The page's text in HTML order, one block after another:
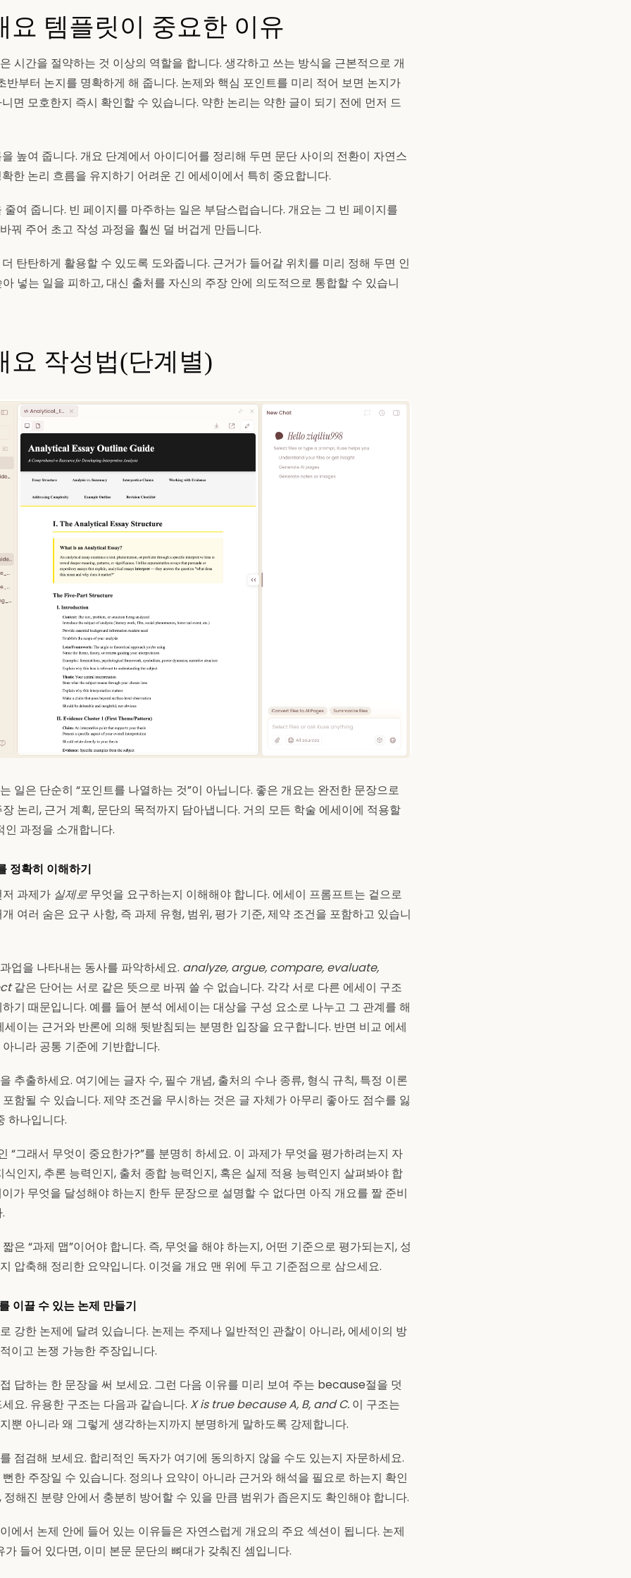
요 템플릿이 중요한 이유
시간을 절약하는 것 이상의 역할을 합니다. 생각하고 쓰는 방식을 근본적으로 개
반부터 논지를 명확하게 해 줍니다. 논제와 핵심 포인트를 미리 적어 보면 논지가
면 모호한지 즉시 확인할 수 있습니다. 약한 논리는 약한 글이 되기 전에 먼저 드
높여 줍니다. 개요 단계에서 아이디어를 정리해 두면 문단 사이의 전환이 자연스
한 논리 흐름을 유지하기 어려운 긴 에세이에서 특히 중요합니다.
줄여 줍니다. 빈 페이지를 마주하는 일은 부담스럽습니다. 개요는 그 빈 페이지를
꿔 주어 초고 작성 과정을 훨씬 덜 버겁게 만듭니다.
탄탄하게 활용할 수 있도록 도와줍니다. 근거가 들어갈 위치를 미리 정해 두면 인
넣는 일을 피하고, 대신 출처를 자신의 주장 안에 의도적으로 통합할 수 있습니
요 작성법(단계별)
일은 단순히 “포인트를 나열하는 것”이 아닙니다. 좋은 개요는 완전한 문장으로
논리, 근거 계획, 문단의 목적까지 담아냅니다. 거의 모든 학술 에세이에 적용할
인 과정을 소개합니다.
정확히 이해하기
과제가 실제로 무엇을 요구하는지 이해해야 합니다. 에세이 프롬프트는 겉으로
여러 숨은 요구 사항, 즉 과제 유형, 범위, 평가 기준, 제약 조건을 포함하고 있습니
업을 나타내는 동사를 파악하세요. analyze, argue, compare, evaluate,
같은 단어는 서로 같은 뜻으로 바꿔 쓸 수 없습니다. 각각 서로 다른 에세이 구조
기 때문입니다. 예를 들어 분석 에세이는 대상을 구성 요소로 나누고 그 관계를 해
세이는 근거와 반론에 의해 뒷받침되는 분명한 입장을 요구합니다. 반면 비교 에세
니라 공통 기준에 기반합니다.
추출하세요. 여기에는 글자 수, 필수 개념, 출처의 수나 종류, 형식 규칙, 특정 이론
함될 수 있습니다. 제약 조건을 무시하는 것은 글 자체가 아무리 좋아도 점수를 잃
하나입니다.
“그래서 무엇이 중요한가?”를 분명히 하세요. 이 과제가 무엇을 평가하려는지 자
식인지, 추론 능력인지, 출처 종합 능력인지, 혹은 실제 적용 능력인지 살펴봐야 합
가 무엇을 달성해야 하는지 한두 문장으로 설명할 수 없다면 아직 개요를 짤 준비
은 “과제 맵”이어야 합니다. 즉, 무엇을 해야 하는지, 어떤 기준으로 평가되는지, 성
압축해 정리한 요약입니다. 이것을 개요 맨 위에 두고 기준점으로 삼으세요.
이끌 수 있는 논제 만들기
강한 논제에 달려 있습니다. 논제는 주제나 일반적인 관찰이 아니라, 에세이의 방
이고 논쟁 가능한 주장입니다.
답하는 한 문장을 써 보세요. 그런 다음 이유를 미리 보여 주는 because절을 덧
요. 유용한 구조는 다음과 같습니다. X is true because A, B, and C. 이 구조는
뿐 아니라 왜 그렇게 생각하는지까지 분명하게 말하도록 강제합니다.
점검해 보세요. 합리적인 독자가 여기에 동의하지 않을 수도 있는지 자문하세요.
한 주장일 수 있습니다. 정의나 요약이 아니라 근거와 해석을 필요로 하는지 확인
정해진 분량 안에서 충분히 방어할 수 있을 만큼 범위가 좁은지도 확인해야 합니다.
에서 논제 안에 들어 있는 이유들은 자연스럽게 개요의 주요 섹션이 됩니다. 논제
가 들어 있다면, 이미 본문 문단의 뼈대가 갖춰진 셈입니다.